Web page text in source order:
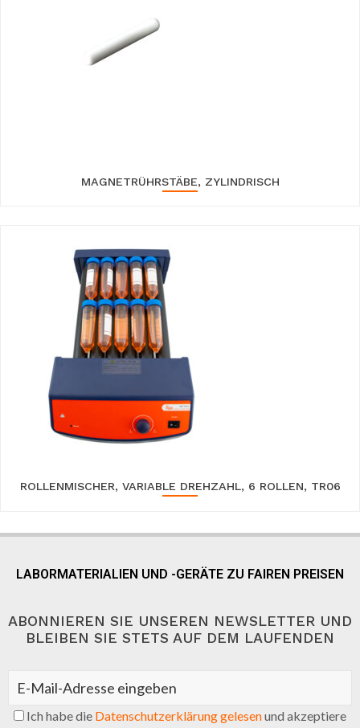
MAGNETRÜHRSTÄBE, ZYLINDRISCH
ROLLENMISCHER, VARIABLE DREHZAHL, 6 ROLLEN, TR06
LABORMATERIALIEN UND -GERÄTE ZU FAIREN PREISEN
ABONNIEREN SIE UNSEREN NEWSLETTER UND
BLEIBEN SIE STETS AUF DEM LAUFENDEN
Ich habe die Datenschutzerklärung gelesenund akzeptiere